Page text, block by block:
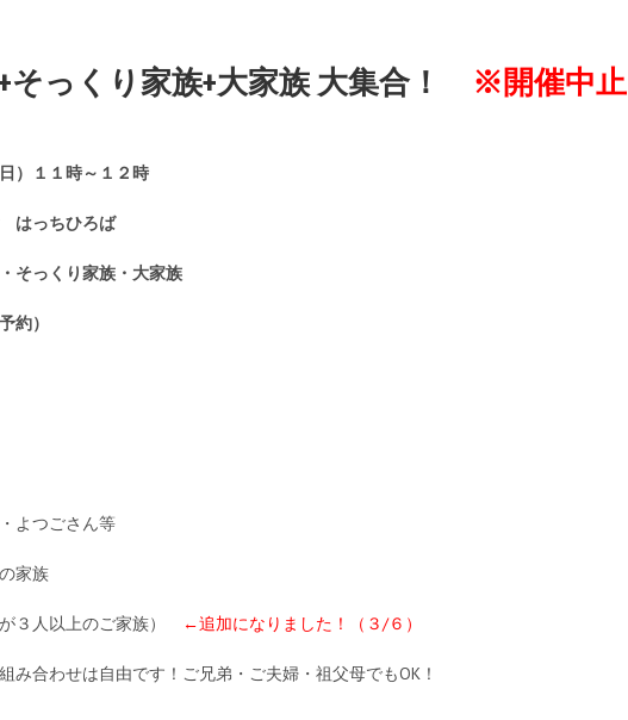
そっくり家族+大家族 大集合！ ※開催中止
）１１時～１２時
はっちひろば
そっくり家族・大家族
約）
よつごさん等
家族
３人以上のご家族） ←追加になりました！（３/６）
み合わせは自由です！ご兄弟・ご夫婦・祖父母でもOK！